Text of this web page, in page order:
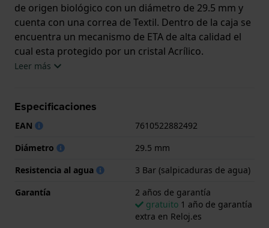
de origen biológico con un diámetro de 29.5 mm y
cuenta con una correa de Textil. Dentro de la caja se
encuentra un mecanismo de ETA de alta calidad el
cual esta protegido por un cristal Acrílico.
agua. El reloj viene con 2 años de garantía.
Leer más
Especificaciones
EAN
7610522882492
Diámetro
29.5 mm
Resistencia al agua
3 Bar (salpicaduras de agua)
Garantía
2 años de garantía
gratuito 1 año de garantía
extra en Reloj.es